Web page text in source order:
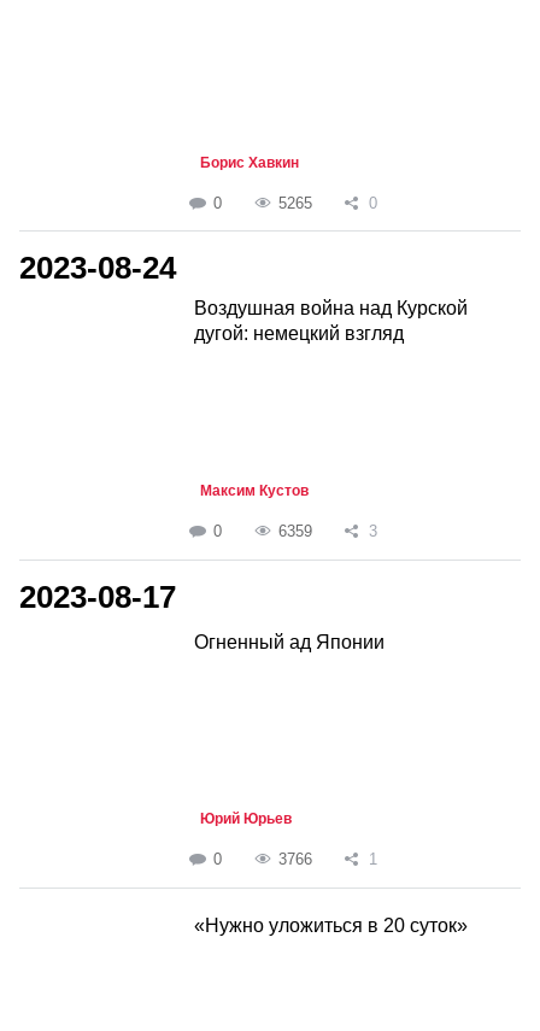
Борис Хавкин
0 5265 0
2023-08-24
Воздушная война над Курской
дугой: немецкий взгляд
Максим Кустов
0 6359 3
2023-08-17
Огненный ад Японии
Юрий Юрьев
0 3766 1
«Нужно уложиться в 20 суток»